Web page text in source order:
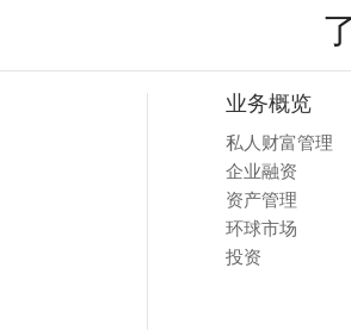
业务概览
私人财富管理
企业融资
资产管理
环球市场
投资